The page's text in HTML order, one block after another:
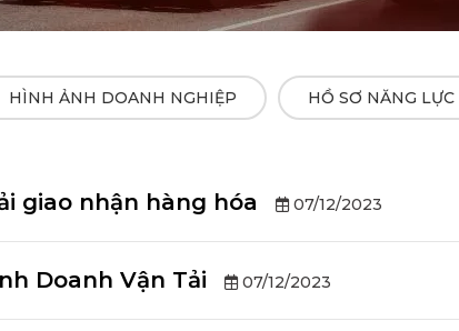
HÌNH ẢNH DOANH NGHIỆP HỒ SƠ NĂNG LỰC
giao nhận hàng hóa 07/12/2023
Doanh Vận Tải 07/12/2023